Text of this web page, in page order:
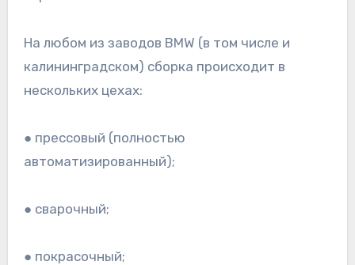
На любом из заводов BMW (в том числе и
калининградском) сборка происходит в
нескольких цехах:
● прессовый (полностью
автоматизированный);
● сварочный;
● покрасочный;